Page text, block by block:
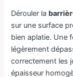
Dérouler la
sur une surface
bien aplatie. Une
légèrement
correctement les
épaisseur